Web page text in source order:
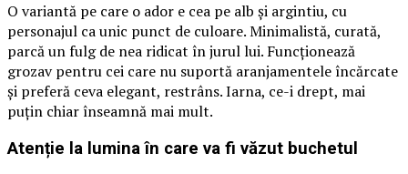
O variantă pe care o ador e cea pe alb și argintiu, cu
personajul ca unic punct de culoare. Minimalistă, curată,
parcă un fulg de nea ridicat în jurul lui. Funcționează
grozav pentru cei care nu suportă aranjamentele încărcate
și preferă ceva elegant, restrâns. Iarna, ce-i drept, mai
puțin chiar înseamnă mai mult.
Atenție la lumina în care va fi văzut buchetul